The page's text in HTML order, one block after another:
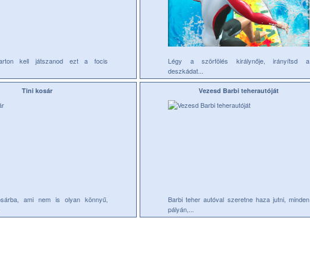
kell játszanod ezt a focis
Légy a szörfölés királynője, irányítsd a
deszkádat...
Tini kosár
ami nem is olyan könnyű,
Vezesd Barbi teherautóját
Barbi teher autóval szeretne haza jutni, minden
pályán,...